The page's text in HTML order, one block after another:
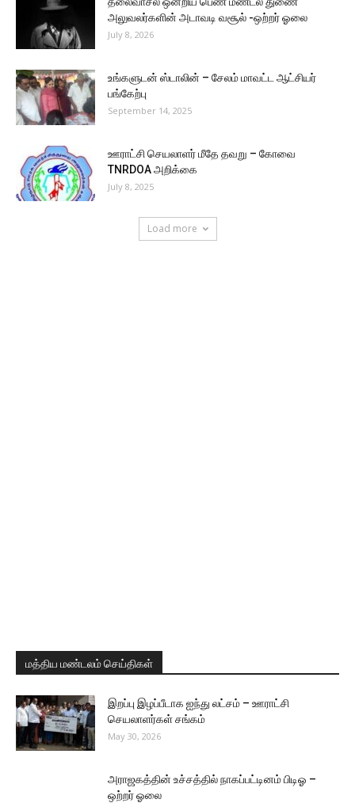
அலுவலர்களின் அடாவடி வசூல் -ஒற்றர் ஓலை
July 8, 2026
உங்களுடன் ஸ்டாலின் – சேலம் மாவட்ட ஆட்சியர்
பங்கேற்பு
September 14, 2025
ஊராட்சி செயலாளர் மீதே தவறு – கோவை
TNRDOA அறிக்கை
July 8, 2025
Load more
மத்திய மண்டலம் செய்திகள்
இறப்பு இழப்பீடாக ஐந்து லட்சம் – ஊராட்சி
செயலாளர்கள் சங்கம்
May 30, 2026
அராஜகத்தின் உச்சத்தில் நாகப்பட்டினம் பிடிஓ –
ஒற்றர் ஓலை